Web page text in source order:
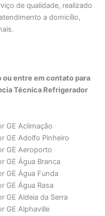
de qualidade, realizado
a domicílio,
entre em contato para
Técnica Refrigerador
GE Aclimação
GE Adolfo Pinheiro
GE Aeroporto
GE Água Branca
GE Água Funda
GE Água Rasa
GE Aldeia da Serra
GE Alphaville